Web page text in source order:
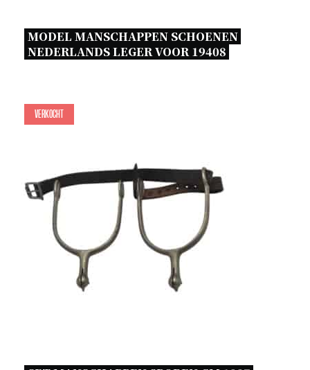
MODEL MANSCHAPPEN SCHOENEN
NEDERLANDS LEGER VOOR 19408
Verkocht